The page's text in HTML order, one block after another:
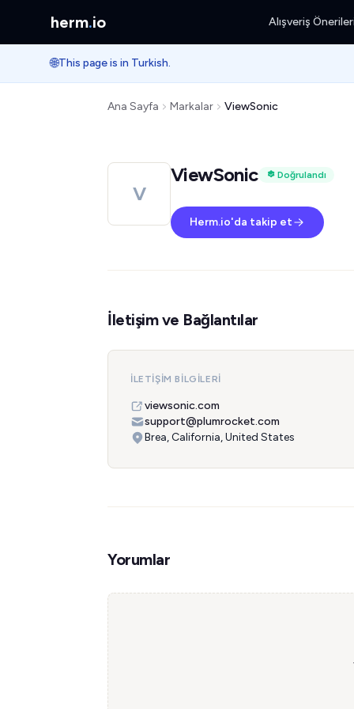
herm.io Alışveriş
🌐This page is in Turkish.
Ana Sayfa Markalar ViewSonic
V
ViewSonic Doğrulandı
Herm.io'da takip et
İletişim ve Bağlantılar
İLETIŞIM BILGILERI
viewsonic.com
support@plumrocket.com
Brea, California, United States
Yorumlar